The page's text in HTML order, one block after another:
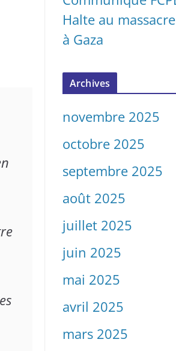
Halte au
à Gaza
Archives
novembre 2025
octobre 2025
septembre 2025
août 2025
juillet 2025
juin 2025
mai 2025
avril 2025
mars 2025